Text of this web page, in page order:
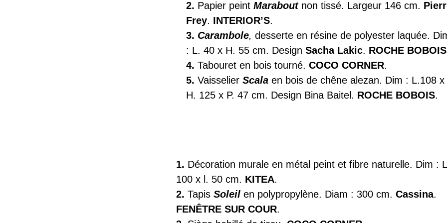
2. Papier peintMaraboutnon tissé. Largeur 146 cm.
Frey. INTERIOR’S.
3. Carambole, desserte en résine de polyester laquée.
: L. 40 x H. 55 cm. DesignSacha Lakic. ROCHE BOBOIS
4. Tabouret en bois tourné.COCO CORNER.
5. VaisselierScala en bois de chêne alezan. Dim : L.108 x
H. 125 x P. 47 cm. Design Bina Baitel. ROCHE BOBOIS.
1. Décoration murale en métal peint et fibre naturelle. Dim :
100 x l. 50 cm. KITEA.
2. TapisSoleil en polypropylène. Diam : 300 cm.Cassina.
FENÊTRE SUR COUR.